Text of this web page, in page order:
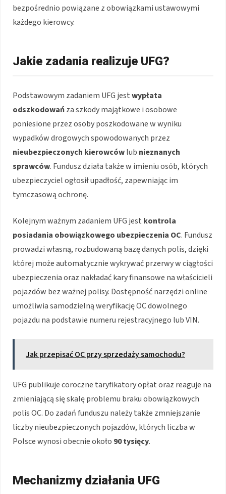
bezpośrednio powiązane z obowiązkami ustawowymi
każdego kierowcy.
Jakie zadania realizuje UFG?
Podstawowym zadaniem UFG jestwypłata
odszkodowańza szkody majątkowe i osobowe
poniesione przez osoby poszkodowane w wyniku
wypadków drogowych spowodowanych przez
nieubezpieczonych kierowcówlub nieznanych
sprawców. Fundusz działa także w imieniu osób, których
ubezpieczyciel ogłosił upadłość, zapewniając im
tymczasową ochronę.
Kolejnym ważnym zadaniem UFG jest kontrola
posiadania obowiązkowego ubezpieczenia OC. Fundusz
prowadzi własną, rozbudowaną bazę danych polis, dzięki
której może automatycznie wykrywać przerwy w ciągłości
ubezpieczenia oraz nakładać kary finansowe na właścicieli
pojazdów bez ważnej polisy. Dostępność narzędzi online
umożliwia samodzielną weryfikację OC dowolnego
pojazdu na podstawie numeru rejestracyjnego lub VIN.
Jak przepisać OC przy sprzedaży samochodu?
UFG publikuje coroczne taryfikatory opłat oraz reaguje na
zmieniającą się skalę problemu braku obowiązkowych
polis OC. Do zadań funduszu należy także zmniejszanie
liczby nieubezpieczonych pojazdów, których liczba w
Polsce wynosi obecnie około 90 tysięcy.
Mechanizmy działania UFG